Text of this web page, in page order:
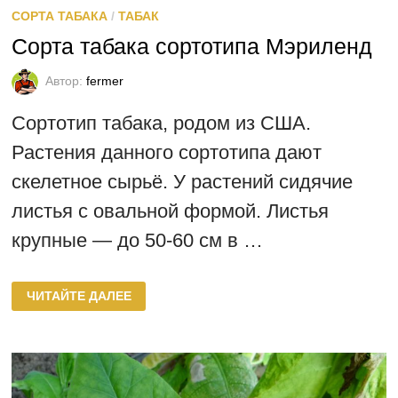
СОРТА ТАБАКА/ ТАБАК
Сорта табака сортотипа Мэриленд
Автор: fermer
Сортотип табака, родом из США.
Растения данного сортотипа дают
скелетное сырьё. У растений сидячие
листья с овальной формой. Листья
крупные — до 50-60 см в …
СОРТА
ТАБАКА
СОРТОТИПА
ЧИТАЙТЕ ДАЛЕЕ